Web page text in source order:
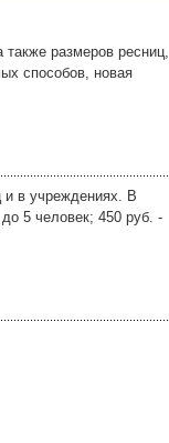
размеров ресниц,
способов, новая
и в учреждениях. В
5 человек; 450 руб. -